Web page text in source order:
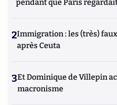
pendant que Paris
2Immigration : les (très)
après Ceuta
3Et Dominique de Villepin
macronisme